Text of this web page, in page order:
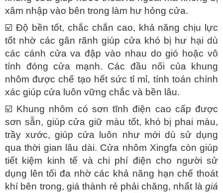
xâm nhập vào bên trong làm hư hỏng cửa.
☑️ Độ bền tốt, chắc chắn cao, khả năng chịu lực
tốt nhờ các gân rãnh giúp cửa khó bị hư hại dù
các cánh cửa va đập vào nhau do gió hoặc vô
tính đóng cửa mạnh. Các đầu nối của khung
nhôm được chế tạo hết sức tỉ mỉ, tính toán chính
xác giúp cửa luôn vững chắc và bền lâu.
☑️ Khung nhôm có sơn tĩnh điện cao cấp được
sơn sẵn, giúp cửa giữ màu tốt, khó bị phai màu,
trầy xước, giúp cửa luôn như mới dù sử dụng
qua thời gian lâu dài. Cửa nhôm Xingfa còn giúp
tiết kiệm kinh tế và chi phí điện cho người sử
dụng lên tối đa nhờ các khả năng hạn chế thoát
khí bên trong, giá thành rẻ phải chăng, nhất là giá